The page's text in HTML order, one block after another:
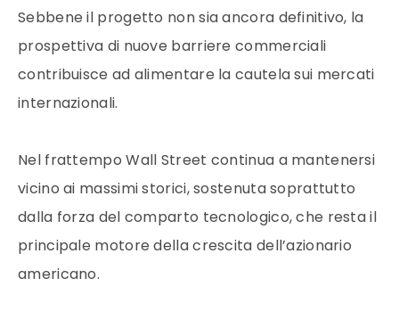
Sebbene il progetto non sia ancora definitivo, la
prospettiva di nuove barriere commerciali
contribuisce ad alimentare la cautela sui mercati
internazionali.
Nel frattempo Wall Street continua a mantenersi
vicino ai massimi storici, sostenuta soprattutto
dalla forza del comparto tecnologico, che resta il
principale motore della crescita dell’azionario
americano.